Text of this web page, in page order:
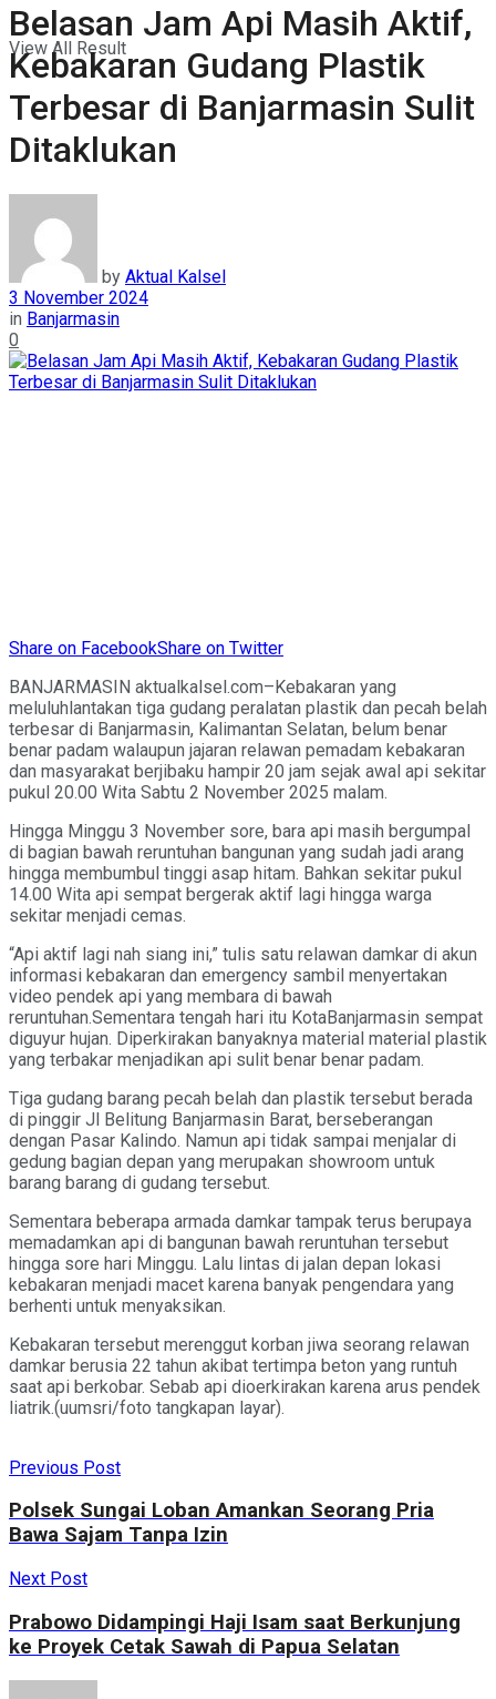
View All Result
Belasan Jam Api Masih Aktif,
Kebakaran Gudang Plastik
Terbesar di Banjarmasin Sulit
Ditaklukan
by Aktual Kalsel
3 November 2024
in Banjarmasin
0
Share on FacebookShare on Twitter
BANJARMASIN aktualkalsel.com–Kebakaran yang
meluluhlantakan tiga gudang peralatan plastik dan pecah belah
terbesar di Banjarmasin, Kalimantan Selatan, belum benar
benar padam walaupun jajaran relawan pemadam kebakaran
dan masyarakat berjibaku hampir 20 jam sejak awal api sekitar
pukul 20.00 Wita Sabtu 2 November 2025 malam.
Hingga Minggu 3 November sore, bara api masih bergumpal
di bagian bawah reruntuhan bangunan yang sudah jadi arang
hingga membumbul tinggi asap hitam. Bahkan sekitar pukul
14.00 Wita api sempat bergerak aktif lagi hingga warga
sekitar menjadi cemas.
“Api aktif lagi nah siang ini,” tulis satu relawan damkar di akun
informasi kebakaran dan emergency sambil menyertakan
video pendek api yang membara di bawah
reruntuhan.Sementara tengah hari itu KotaBanjarmasin sempat
diguyur hujan. Diperkirakan banyaknya material material plastik
yang terbakar menjadikan api sulit benar benar padam.
Tiga gudang barang pecah belah dan plastik tersebut berada
di pinggir Jl Belitung Banjarmasin Barat, berseberangan
dengan Pasar Kalindo. Namun api tidak sampai menjalar di
gedung bagian depan yang merupakan showroom untuk
barang barang di gudang tersebut.
Sementara beberapa armada damkar tampak terus berupaya
memadamkan api di bangunan bawah reruntuhan tersebut
hingga sore hari Minggu. Lalu lintas di jalan depan lokasi
kebakaran menjadi macet karena banyak pengendara yang
berhenti untuk menyaksikan.
Kebakaran tersebut merenggut korban jiwa seorang relawan
damkar berusia 22 tahun akibat tertimpa beton yang runtuh
saat api berkobar. Sebab api dioerkirakan karena arus pendek
liatrik.(uumsri/foto tangkapan layar).
Previous Post
Polsek Sungai Loban Amankan Seorang Pria
Bawa Sajam Tanpa Izin
Next Post
Prabowo Didampingi Haji Isam saat Berkunjung
ke Proyek Cetak Sawah di Papua Selatan